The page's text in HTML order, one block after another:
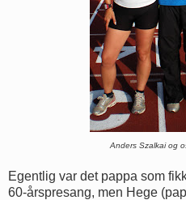
Anders Szalkai og
Egentlig var det pappa som
60-årspresang, men Hege